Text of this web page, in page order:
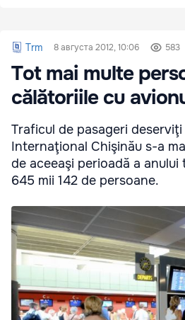
Trm 8 августа 2012, 10:06 583
Tot mai multe
călătoriile cu
Traficul de pasageri
Internaţional Chişinău s-a
de aceeaşi perioadă a
645 mii 142 de persoane.